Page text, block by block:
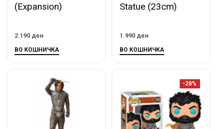
(Expansion)
2.190 ден
ВО КОШНИЧКА
Statue (23cm)
1.990 ден
ВО КОШНИЧКА
-28%